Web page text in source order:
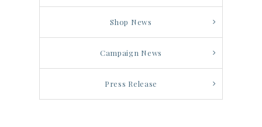
Shop News
Campaign News
Press Release